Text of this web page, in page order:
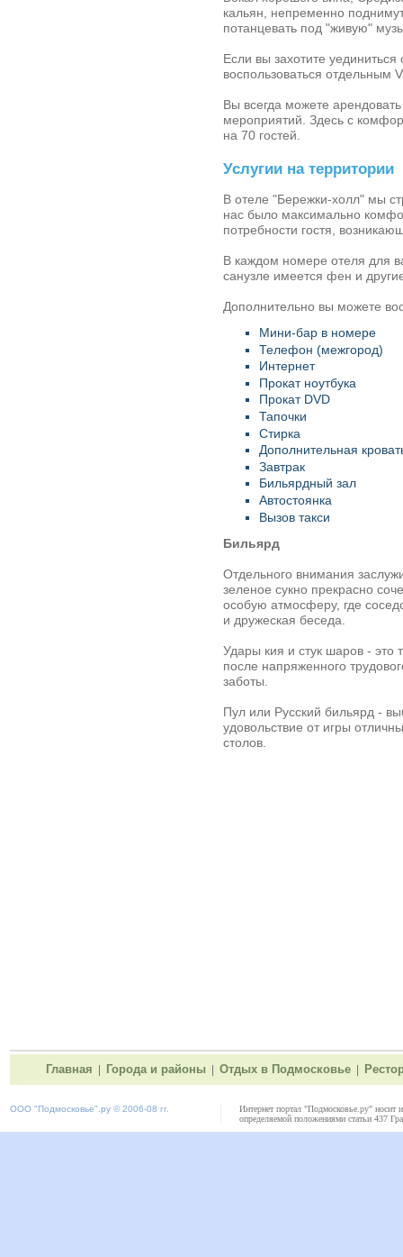
кальян, непременно
потанцевать под "живую"
Если вы захотите
воспользоваться отдельным
Вы всегда можете
мероприятий. Здесь с
на 70 гостей.
Услугии на территории
В отеле "Бережки-холл" мы
нас было максимально
потребности гостя,
В каждом номере отеля для
санузле имеется фен и
Дополнительно вы можете
Мини-бар в номере
Телефон (межгород)
Интернет
Прокат ноутбука
Прокат DVD
Тапочки
Стирка
Дополнительная
Завтрак
Бильярдный зал
Автостоянка
Вызов такси
Бильярд
Отдельного внимания
зеленое сукно прекрасно
особую атмосферу, где
и дружеская беседа.
Удары кия и стук шаров - это
после напряженного
заботы.
Пул или Русский бильярд -
удовольствие от игры
столов.
Главная Города и районы Отдых в Подмосковье
ООО "Подмосковье" .ру © 2006-08 гг.
Интернет портал "Подмосковье.ру" носит
определяемой положениями статьи 437